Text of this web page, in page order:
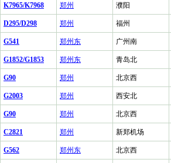
K7965/K7968 郑州 濮阳
D295/D298 郑州 福州
G541 郑州东 广州南
G1852/G1853 郑州东 青岛北
G90 郑州 北京西
G2003 郑州 西安北
G90 郑州 北京西
C2821 郑州 新郑机场
G562 郑州东 北京西